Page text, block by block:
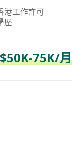
港工作許可
歷
75K/月